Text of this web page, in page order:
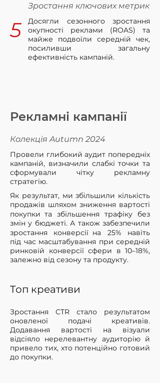
5
Зростання ключових метрик
Досягли сезонного зростання
окупності реклами (ROAS) та
майже подвоїли середній чек,
посиливши загальну
ефективність кампаній.
Рекламні кампанії
Колекція Autumn 2024
Провели глибокий аудит попередніх
кампаній, визначили слабкі точки та
сформували чітку рекламну
стратегію.
Як результат, ми збільшили кількість
продажів шляхом зниження вартості
покупки та збільшення трафіку без
змін у бюджеті. А також забезпечили
зростання конверсії на 25% навіть
під час масштабування при середній
ринковій конверсії сфери в 10–18%,
залежно від сезону та продукту.
Tоп креативи
Зростання CTR стало результатом
оновленої подачі креативів.
Додавання вартості на візуали
відсіяло нерелевантну аудиторію й
привело тих, хто потенційно готовий
до покупки.